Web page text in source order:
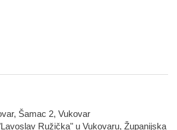
Šamac 2, Vukovar
Ružička" u Vukovaru, Županijska